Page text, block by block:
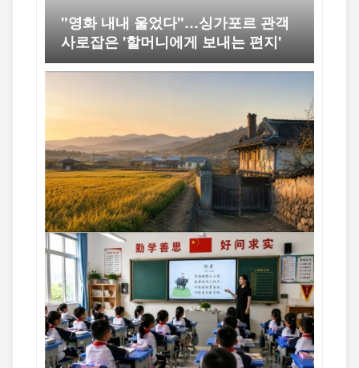
"영화 내내 울었다"…싱가포르 관객
사로잡은 '할머니에게 보내는 편지'